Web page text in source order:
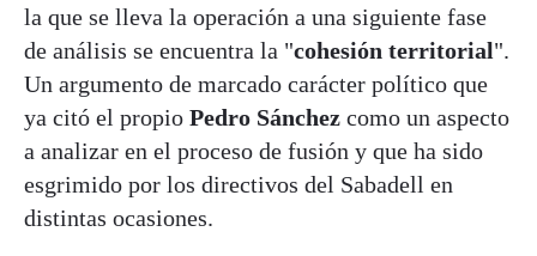
la que se lleva la operación a una siguiente fase
de análisis se encuentra la "cohesión territorial".
Un argumento de marcado carácter político que
ya citó el propio Pedro Sánchez como un aspecto
a analizar en el proceso de fusión y que ha sido
esgrimido por los directivos del Sabadell en
distintas ocasiones.